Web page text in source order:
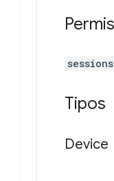
sessions
Tipos
Device